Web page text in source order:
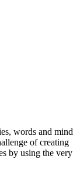
words and mind
of creating
by using the very